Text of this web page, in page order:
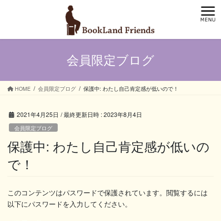
会員限定ブログ
HOME 会員限定ブログ 保護中: わたし自己肯定感が低いので！
2021年4月25日 / 最終更新日時 :2023年8月4日
会員限定ブログ
保護中: わたし自己肯定感が低いの
で！
このコンテンツはパスワードで保護されています。閲覧するには
以下にパスワードを入力してください。